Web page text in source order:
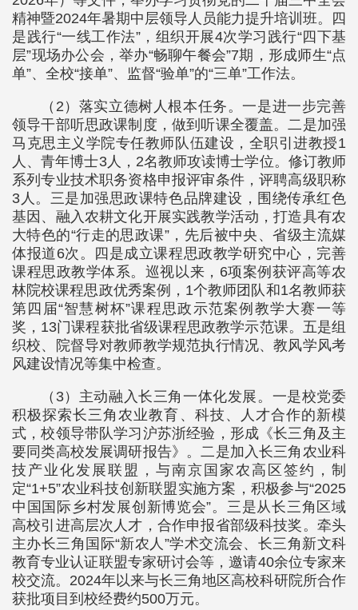
精神暨2024年暑期中层领导人员能力提升培训班。四
是践行“一线工作法”，组织开展4次学习践行“四下基
层”现场办公会，举办“畅聊午餐会”7期，形成师生“点
单”、全校“接单”、监督“验单”的“三单”工作法。
（2）落实立德树人根本任务。一是进一步完善
领导干部听思政课制度，做到听课全覆盖。二是加强
马克思主义学院专任教师队伍建设，全职引进教授1
人、青年博士3人，2名教师攻读博士学位。修订教师
系列专业技术职务资格申报评审条件，评聘高级职称
3人。三是加强思政课特色品牌建设，围绕传承红色
基因、融入农耕文化开展实践教学活动，打造具有农
大特色的“行走的思政课”，先后被中央、省级主流媒
体报道6次。四是成立课程思政教学研究中心，完善
课程思政教学体系。巡视以来，6项案例获评高等农
林院校课程思政优秀案例，1个教师团队和1名教师获
第四届“智慧树杯”课程思政示范案例教学大赛一等
奖，13门课程获批省级课程思政教学示范课。五是组
织校、院督导对教师教学规范执行情况、教风学风考
风建设情况等集中检查。
（3）主动融入长三角一体化发展。一是校党委
积极探索长三角农业教育、科技、人才合作的新模
式，校领导带队学习沪苏浙经验，形成《长三角及主
要同类高校发展调研报告》。二是加入长三角农业科
技产业化发展联盟，与南京国家农高区签约，制
定“1+5”农业科技创新联盟实施方案，积极参与“2025
中国国际乡村发展创新博览会”。三是从长三角区域
高校引进高层次人才，合作申报省部级科技奖。牵头
主办长三角国际“新农人”学术交流会、长三角新文科
教育专业认证联盟专家研讨会等，邀请40余位专家来
校交流。2024年以来与长三角地区高校科研院所合作
获批项目到校经费约500万元。